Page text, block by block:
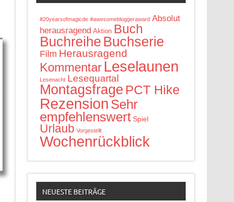
#20yearsofmagicde #awesomebloggeraward Absolut
herausragend Aktion Buch
Buchreihe Buchserie
Film Herausragend
Kommentar Leselaunen
Lesenacht Lesequartal
Montagsfrage PCT Hike
Rezension Sehr
empfehlenswert Spiel
Urlaub Vorgestellt
Wochenrückblick
NEUESTE BEITRÄGE